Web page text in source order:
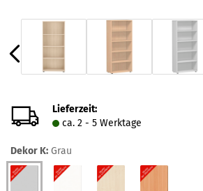
Lieferzeit:
ca. 2 - 5 Werktage
Dekor K: Grau